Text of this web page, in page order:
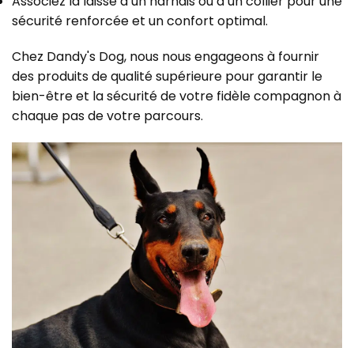
sécurité renforcée et un confort optimal.
Chez Dandy's Dog, nous nous engageons à fournir
des produits de qualité supérieure pour garantir le
bien-être et la sécurité de votre fidèle compagnon à
chaque pas de votre parcours.